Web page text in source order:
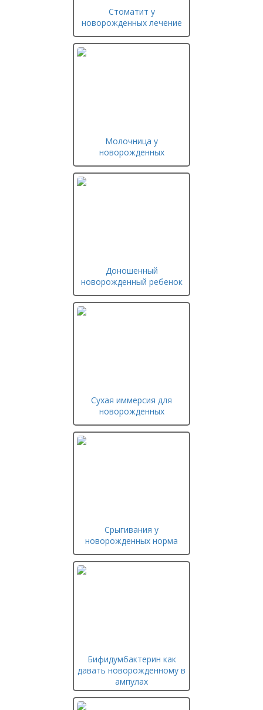
Стоматит у
новорожденных лечение
Молочница у
новорожденных
Доношенный
новорожденный ребенок
Сухая иммерсия для
новорожденных
Срыгивания у
новорожденных норма
Бифидумбактерин как
давать новорожденному в
ампулах